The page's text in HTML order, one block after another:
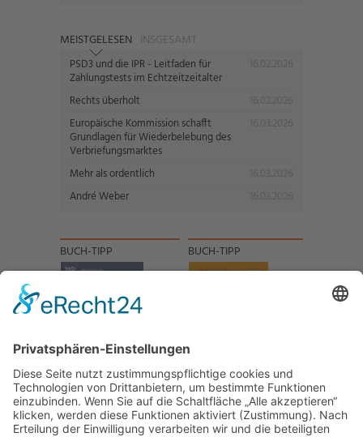
MEISTGELESEN INSGESAMT
PSD3 und die IPR - Leitfaden für
Zahlungstests im Echtzeitzeitalter
Rechts überholt
Europäische Kommission schafft
Grundlagen für Wiederbelebung des
Verbriefungsmarktes
Mehr als ordentlich
André Weber
BUCH-TIPP BUCH-TIPP